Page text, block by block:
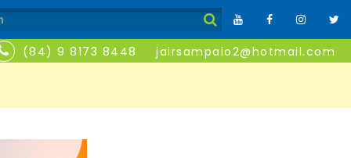
(84) 9 8173 8448 jairsampaio2@hotmail.com